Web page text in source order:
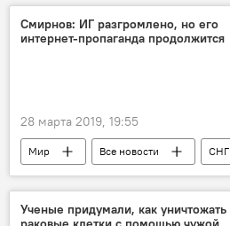
Смирнов: ИГ разгромлено, но его
интернет-пропаганда продолжится
28 марта 2019, 19:55
Мир Все новости
СНГ
Центральная Азия
терроризм
Ученые придумали, как уничтожать